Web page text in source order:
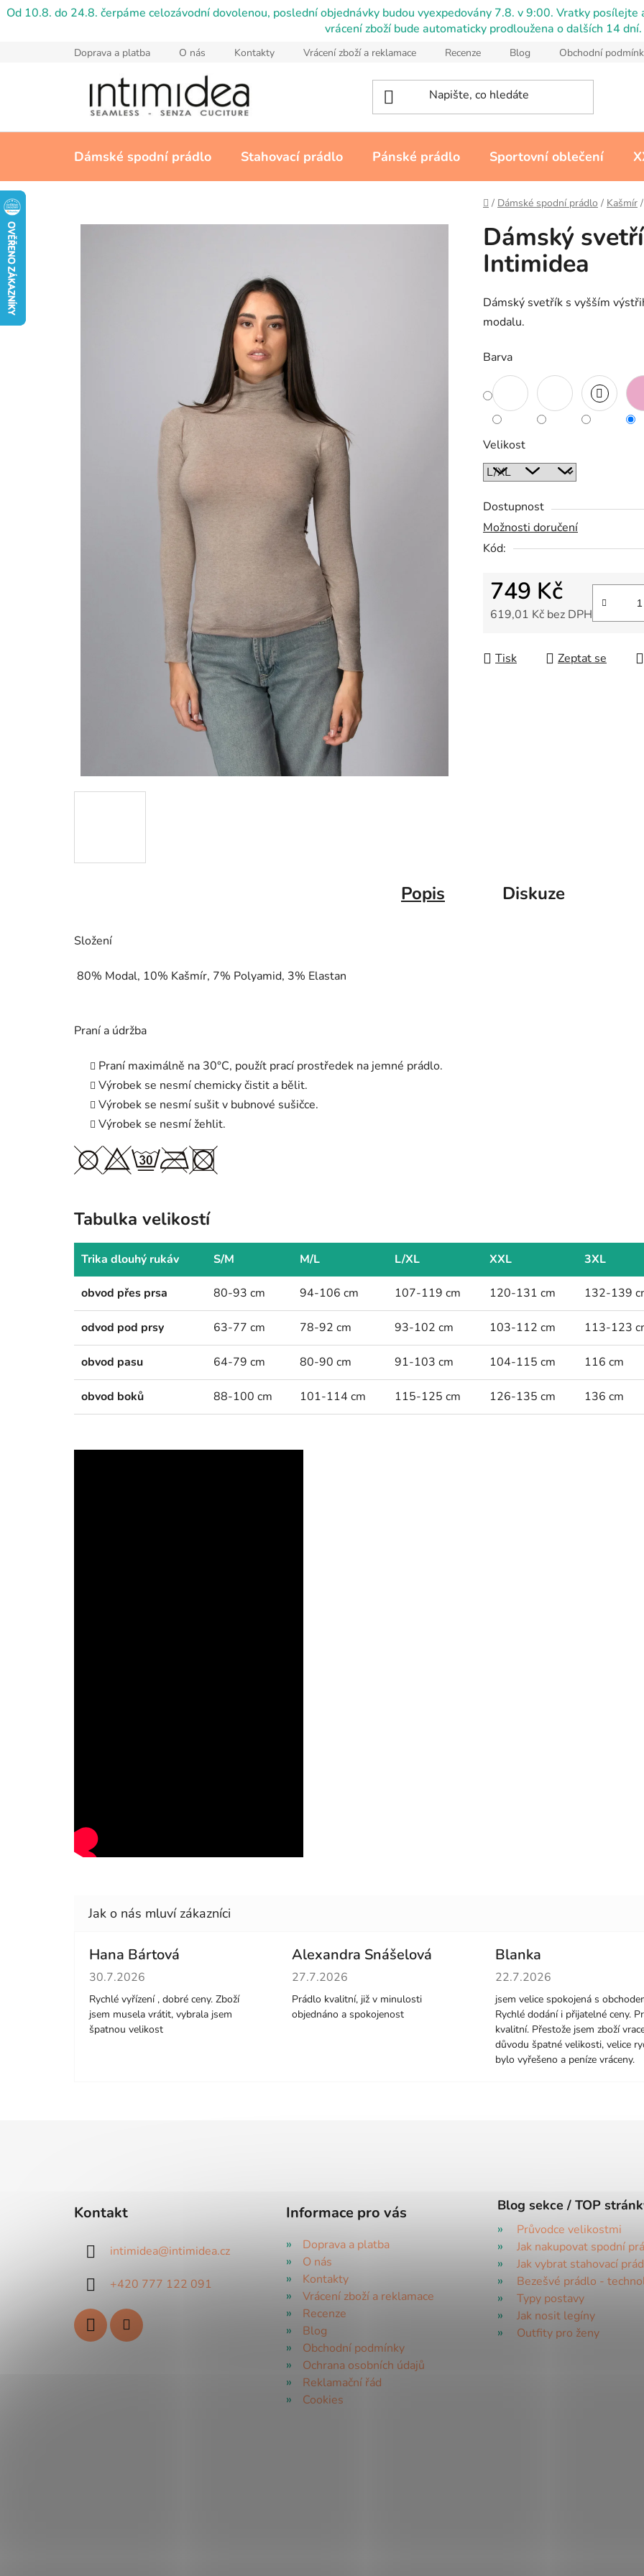
Přejít
Od 10.8. do 24.8. čerpáme celozávodní dovolenou, poslední objednávky budou vyexpedovány 7.8. v 9:00. Vratky
vrácení zboží bude automaticky prodloužena o dalších 14 dní.
Doprava a platba O nás Kontakty Vrácení zboží a reklamace Recenze Blog Obchodní
Dámské spodní prádlo Stahovací prádlo Pánské prádlo Sportovní oblečení
Domů
/ Dámské spodní prádlo / Kašmír /
Dámský
Intimidea
Dámský svetřík s vyšším
modalu.
Barva
Velikost
Dostupnost
Možnosti doručení
Kód:
749 Kč
619,01 Kč bez DPH
Tisk Zeptat se
Popis Diskuze
Složení
80% Modal, 10% Kašmír, 7% Polyamid, 3% Elastan
Praní a údržba
Praní maximálně na 30°C, použít prací prostředek na jemné prádlo.
Výrobek se nesmí chemicky čistit a bělit.
Výrobek se nesmí sušit v bubnové sušičce.
Výrobek se nesmí žehlit.
Tabulka velikostí
Trika dlouhý rukáv S/M M/L L/XL XXL 3XL
obvod přes prsa 80-93 cm 94-106 cm 107-119 cm 120-131 cm 132-139
odvod pod prsy 63-77 cm 78-92 cm 93-102 cm 103-112 cm 113-123
obvod pasu 64-79 cm 80-90 cm 91-103 cm 104-115 cm 116 cm
obvod boků 88-100 cm 101-114 cm 115-125 cm 126-135 cm 136 cm
Hana Bártová
Hodnocení obchodu je 4 z 5 hvězdiček.
30.7.2026
Rychlé vyřízení , dobré ceny. Zboží
jsem musela vrátit, vybrala jsem
špatnou velikost
Alexandra Snášelová
Hodnocení obchodu je 5 z 5 hvězdiček.
27.7.2026
Prádlo kvalitní, již v minulosti
objednáno a spokojenost
Blanka
Hodnocení obchodu je 5 z 5
22.7.2026
jsem velice spokojená s
Rychlé dodání i přijatelné ceny.
kvalitní. Přestože jsem zboží
důvodu špatné velikosti, velice
bylo vyřešeno a peníze vráceny.
Kontakt
intimidea@intimidea.cz
+420 777 122 091
Informace pro vás
Doprava a platba
O nás
Kontakty
Vrácení zboží a reklamace
Recenze
Blog
Obchodní podmínky
Ochrana osobních údajů
Reklamační řád
Cookies
Blog sekce / TOP
Průvodce velikostmi
Jak nakupovat spodní
Jak vybrat stahovací
Bezešvé prádlo -
Typy postavy
Jak nosit legíny
Outfity pro ženy